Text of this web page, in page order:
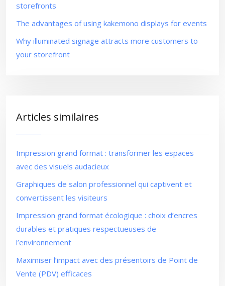
storefronts
The advantages of using kakemono displays for events
Why illuminated signage attracts more customers to
your storefront
Articles similaires
Impression grand format : transformer les espaces
avec des visuels audacieux
Graphiques de salon professionnel qui captivent et
convertissent les visiteurs
Impression grand format écologique : choix d’encres
durables et pratiques respectueuses de
l’environnement
Maximiser l’impact avec des présentoirs de Point de
Vente (PDV) efficaces